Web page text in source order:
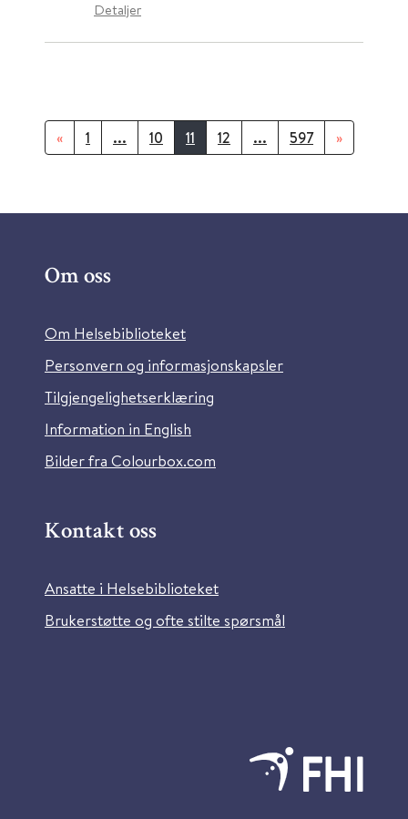
Detaljer
« 1 ... 10 11 12 ... 597 »
Om oss
Om Helsebiblioteket
Personvern og informasjonskapsler
Tilgjengelighetserklæring
Information in English
Bilder fra Colourbox.com
Kontakt oss
Ansatte i Helsebiblioteket
Brukerstøtte og ofte stilte spørsmål